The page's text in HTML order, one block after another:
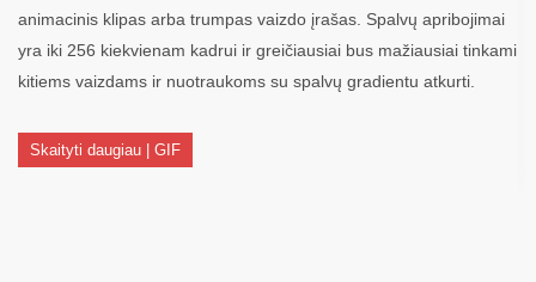
animacinis klipas arba trumpas vaizdo įrašas. Spalvų apribojimai
yra iki 256 kiekvienam kadrui ir greičiausiai bus mažiausiai tinkami
kitiems vaizdams ir nuotraukoms su spalvų gradientu atkurti.
Skaityti daugiau | GIF